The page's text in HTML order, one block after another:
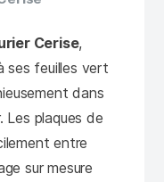
Cerise,
ses feuilles vert
dans
plaques de
entre
sur mesure